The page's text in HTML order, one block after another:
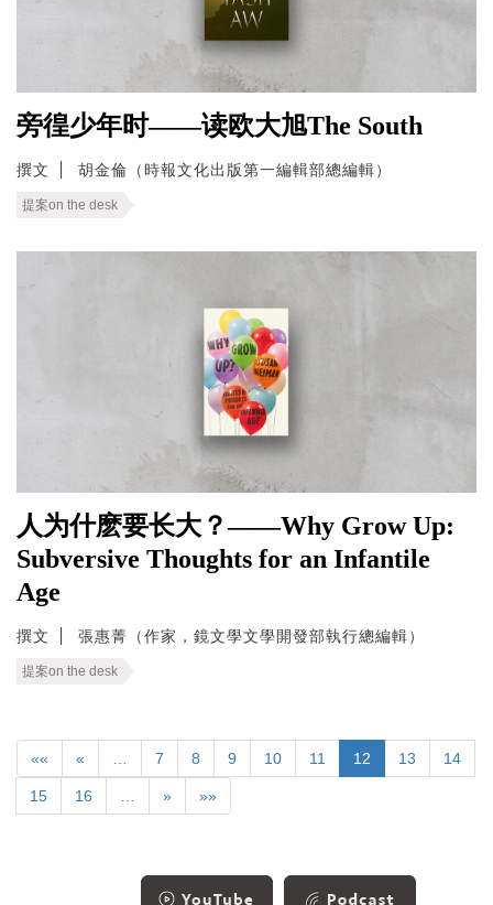
旁徨少年时——读欧大旭The South
撰文 胡金倫（時報文化出版第一編輯部總編輯）
提案on the desk
人为什麽要长大？——Why Grow Up:
Subversive Thoughts for an Infantile
Age
撰文 張惠菁（作家，鏡文學文學開發部執行總編輯）
提案on the desk
«« « 7 8 9 10 11 12 13 14
15 16 » »»